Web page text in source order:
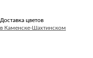
Доставка цветов
в Каменске-Шахтинском